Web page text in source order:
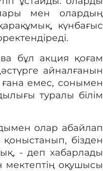
мен олардың
күнбағыс
.
бұл акция қоғам
айналғанын
емес, сонымен
туралы білім
олар абайлап
қоныстанып, бізден
- деп хабарлады
оқушысы